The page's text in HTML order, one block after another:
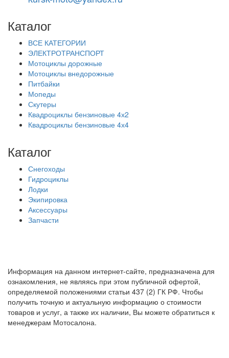
Каталог
ВСЕ КАТЕГОРИИ
ЭЛЕКТРОТРАНСПОРТ
Мотоциклы дорожные
Мотоциклы внедорожные
Питбайки
Мопеды
Скутеры
Квадроциклы бензиновые 4х2
Квадроциклы бензиновые 4х4
Каталог
Снегоходы
Гидроциклы
Лодки
Экипировка
Аксессуары
Запчасти
Информация на данном интернет-сайте, предназначена для
ознакомления, не являясь при этом публичной офертой,
определяемой положениями статьи 437 (2) ГК РФ. Чтобы
получить точную и актуальную информацию о стоимости
товаров и услуг, а также их наличии, Вы можете обратиться к
менеджерам Мотосалона.